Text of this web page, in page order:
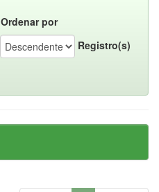
Ordenar por
Registro(s)